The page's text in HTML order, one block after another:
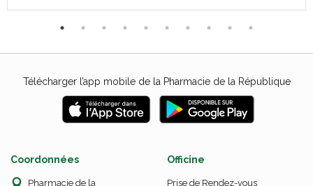
Télécharger l’app mobile de la Pharmacie de la République
Coordonnées
Pharmacie de la
Officine
Prise de Rendez-vous